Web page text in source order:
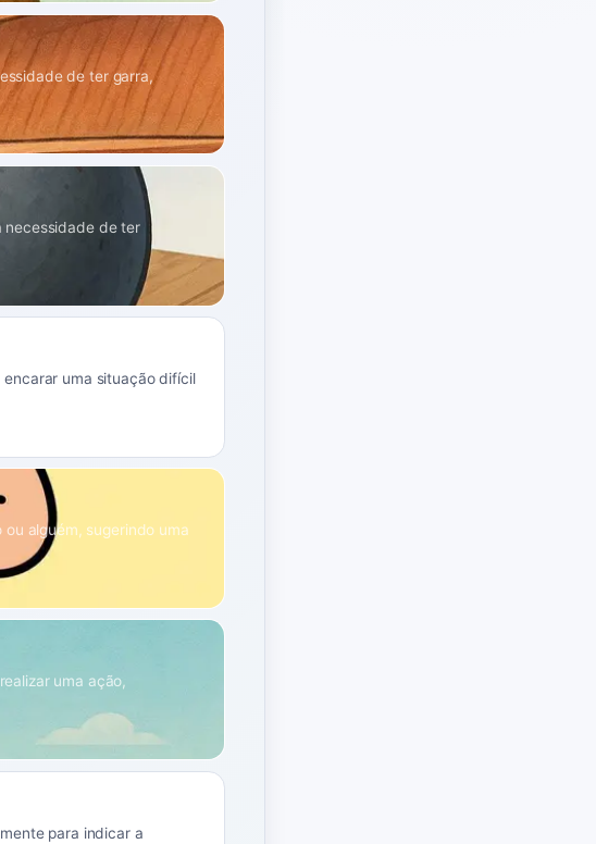
de ter garra,
necessidade de ter
uma situação difícil
alguém, sugerindo uma
uma ação,
para indicar a